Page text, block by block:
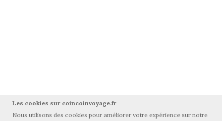
Les cookies sur coincoinvoyage.fr
Nous utilisons des cookies pour améliorer votre expérience sur notre